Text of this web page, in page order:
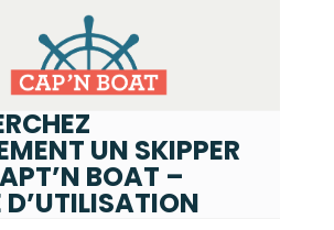
UN SKIPPER
BOAT –
D’UTILISATION